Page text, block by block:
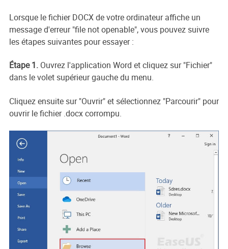
Lorsque le fichier DOCX de votre ordinateur affiche un
message d'erreur "file not openable", vous pouvez suivre
les étapes suivantes pour essayer :
Étape 1. Ouvrez l'application Word et cliquez sur "Fichier"
dans le volet supérieur gauche du menu.
Cliquez ensuite sur "Ouvrir" et sélectionnez "Parcourir" pour
ouvrir le fichier .docx corrompu.